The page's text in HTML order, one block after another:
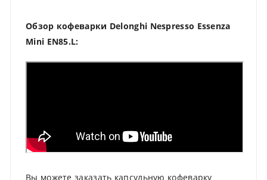
Обзор кофеварки Delonghi Nespresso Essenza
Mini EN85.L:
Вы можете заказать капсульную кофеварку